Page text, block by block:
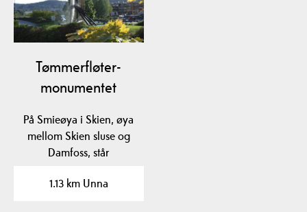
Tømmerfløter-
monumentet
På Smieøya i Skien, øya
mellom Skien sluse og
Damfoss, står
"Gjennom…
1.13 km Unna